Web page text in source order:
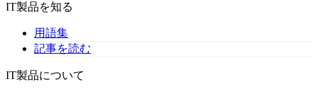
IT製品を知る
用語集
記事を読む
IT製品について